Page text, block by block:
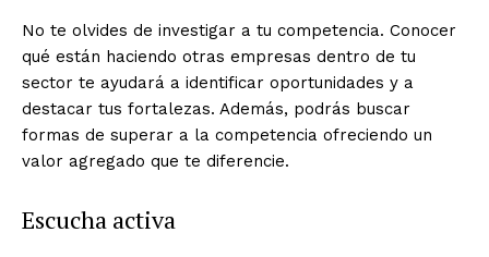
No te olvides de investigar a tu competencia. Conocer
qué están haciendo otras empresas dentro de tu
sector te ayudará a identificar oportunidades y a
destacar tus fortalezas. Además, podrás buscar
formas de superar a la competencia ofreciendo un
valor agregado que te diferencie.
Escucha activa